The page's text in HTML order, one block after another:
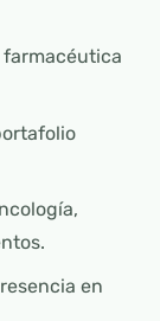
farmacéutica
en